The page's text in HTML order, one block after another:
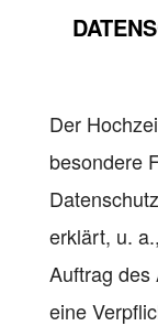
Der
besondere
erklärt, u.
Auftrag des
eine